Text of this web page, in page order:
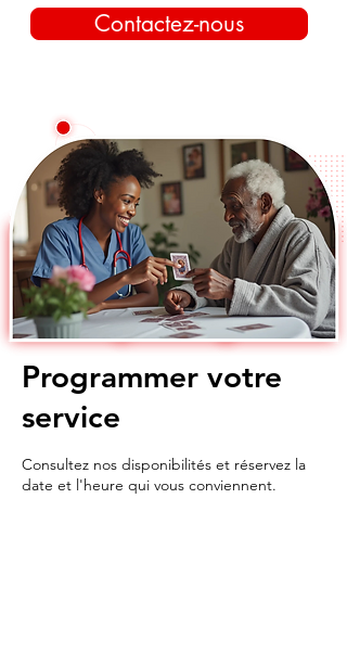
Contactez-nous
Programmer votre
service
Consultez nos disponibilités et réservez la
date et l'heure qui vous conviennent.